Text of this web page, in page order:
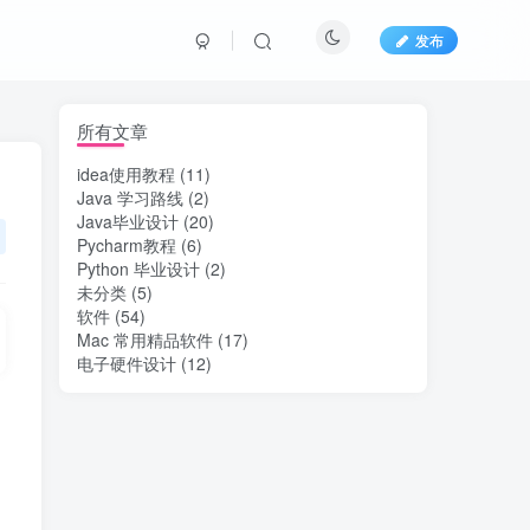
发布
所有文章
idea使用教程 (11)
Java 学习路线 (2)
Java毕业设计 (20)
Pycharm教程 (6)
Python 毕业设计 (2)
未分类 (5)
软件 (54)
Mac 常用精品软件 (17)
电子硬件设计 (12)